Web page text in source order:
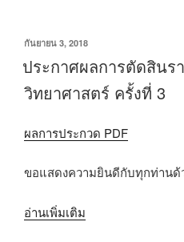
มี
ความ
ผิด
Object)ที่
โดย
[อาจ
เขียน
ที่
กันยายน 3, 2018
ประกาศผลการตัดสินร
วิทยาศาสตร์ ครั้งที่ 3
ผลการประกวด PDF
ขอแสดงความยินดีกับทุกท่านด้
อ่านเพิ่มเติม